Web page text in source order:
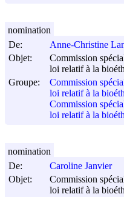
De:
Anne-Christine
Objet:
Commission
loi relatif à la
Groupe:
Commission
loi relatif à la
Commission
loi relatif à la
nomination
De:
Caroline Janvier
Objet:
Commission
loi relatif à la
nomination